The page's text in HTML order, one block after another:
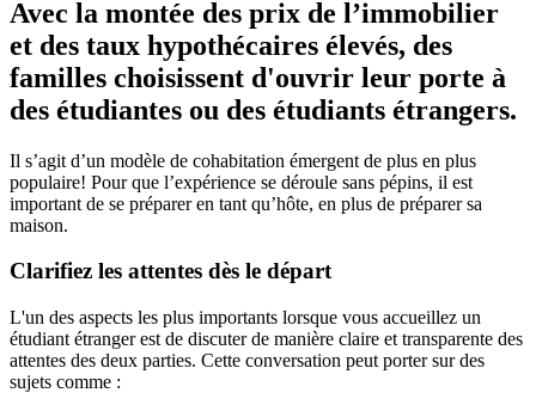
Avec la montée des prix de l’immobilier
et des taux hypothécaires élevés, des
familles choisissent d'ouvrir leur porte à
des étudiantes ou des étudiants étrangers.
Il s’agit d’un modèle de cohabitation émergent de plus en plus
populaire! Pour que l’expérience se déroule sans pépins, il est
important de se préparer en tant qu’hôte, en plus de préparer sa
maison.
Clarifiez les attentes dès le départ
L'un des aspects les plus importants lorsque vous accueillez un
étudiant étranger est de discuter de manière claire et transparente des
attentes des deux parties. Cette conversation peut porter sur des
sujets comme :